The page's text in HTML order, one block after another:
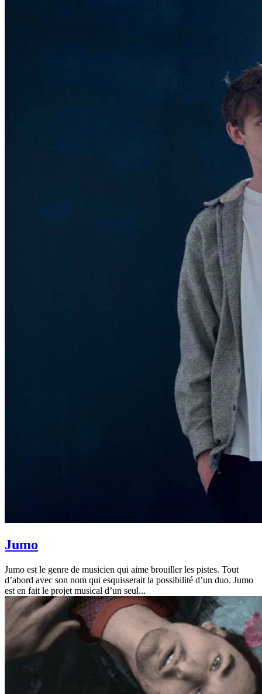
Jumo
Jumo est le genre de musicien qui aime brouiller les pistes. Tout
d’abord avec son nom qui esquisserait la possibilité d’un duo. Jumo
est en fait le projet musical d’un seul...